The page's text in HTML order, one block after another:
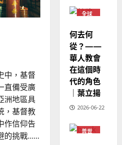
中，基督
直備受廣
洲地區具
，基督教
作信仰告
的挑戰......
萍
2025-
02-
20
曆
年
｜
余
自
力
02-
華
宣
教
經
歷
｜
吳
振
忠
溫
全球
普世
宣教
何去何
從？——
華人教會
在這個時
代的角色
｜葉立揚
2026-06-22
普世